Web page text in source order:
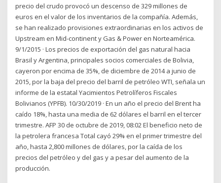
precio del crudo provocó un descenso de 329 millones de
euros en el valor de los inventarios de la compañía. Además,
se han realizado provisiones extraordinarias en los activos de
Upstream en Mid-continent y Gas & Power en Norteamérica.
9/1/2015 · Los precios de exportación del gas natural hacia
Brasil y Argentina, principales socios comerciales de Bolivia,
cayeron por encima de 35%, de diciembre de 2014 a junio de
2015, por la baja del precio del barril de petróleo WTI, señala un
informe de la estatal Yacimientos Petrolíferos Fiscales
Bolivianos (YPFB). 10/30/2019 · En un año el precio del Brent ha
caído 18%, hasta una media de 62 dólares el barril en el tercer
trimestre. AFP 30 de octubre de 2019, 08:02 El beneficio neto de
la petrolera francesa Total cayó 29% en el primer trimestre del
año, hasta 2,800 millones de dólares, por la caída de los
precios del petróleo y del gas y a pesar del aumento de la
producción.